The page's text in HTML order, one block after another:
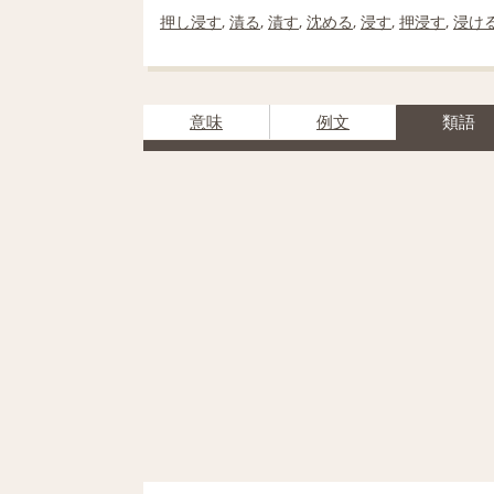
押し浸す, 漬る, 漬す, 沈める, 浸す, 押浸す, 浸け
意味 例文 類語